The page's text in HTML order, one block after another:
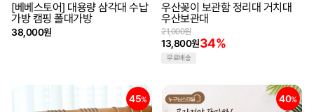
[베베스토어] 대용량 삼각대 수납
가방 캠핑 폴대가방
38,000원
우산꽂이 보관함 정리대 거치대
우산보관대
13,800원34%
21,000원
무료배송
45% 40%